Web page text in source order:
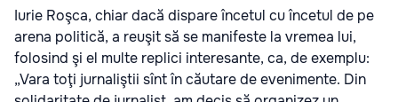
Iurie Roşca, chiar dacă dispare încetul cu încetul de pe
arena politică, a reuşit să se manifeste la vremea lui,
folosind şi el multe replici interesante, ca, de exemplu:
„Vara toţi jurnaliştii sînt în căutare de evenimente. Din